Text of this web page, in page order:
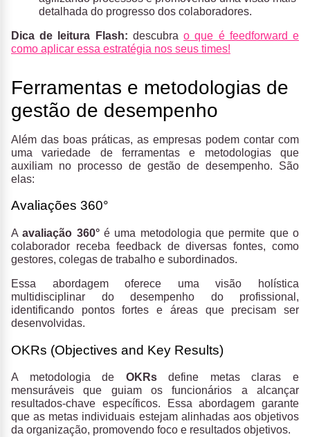
detalhada do progresso dos colaboradores.
Dica de leitura Flash: descubrao que é feedforward e
como aplicar essa estratégia nos seus times!
Ferramentas e metodologias de
gestão de desempenho
Além das boas práticas, as empresas podem contar com
uma variedade de ferramentas e metodologias que
auxiliam no processo de gestão de desempenho. São
elas:
Avaliações 360°
Aavaliação 360°é uma metodologia que permite que o
colaborador receba feedback de diversas fontes, como
gestores, colegas de trabalho e subordinados.
Essa abordagem oferece uma visão holística
multidisciplinar do desempenho do profissional,
identificando pontos fortes e áreas que precisam ser
desenvolvidas.
OKRs (Objectives and Key Results)
A metodologia de OKRsdefine metas claras e
mensuráveis que guiam os funcionários a alcançar
resultados-chave específicos. Essa abordagem garante
que as metas individuais estejam alinhadas aos objetivos
da organização, promovendo foco e resultados objetivos.